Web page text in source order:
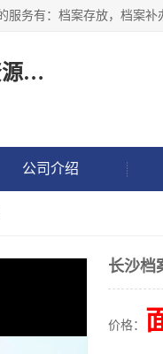
长沙高新技术产业开发区毕业帮人力资源咨询有限责任公司
公司介绍
长沙档
价格：